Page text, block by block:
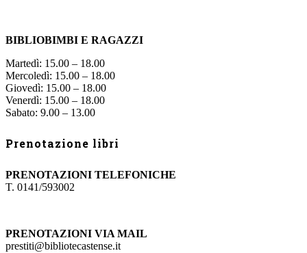
BIBLIOBIMBI E RAGAZZI
Martedì: 15.00 – 18.00
Mercoledì: 15.00 – 18.00
Giovedì: 15.00 – 18.00
Venerdì: 15.00 – 18.00
Sabato: 9.00 – 13.00
Prenotazione libri
PRENOTAZIONI TELEFONICHE
T. 0141/593002
PRENOTAZIONI VIA MAIL
prestiti@bibliotecastense.it